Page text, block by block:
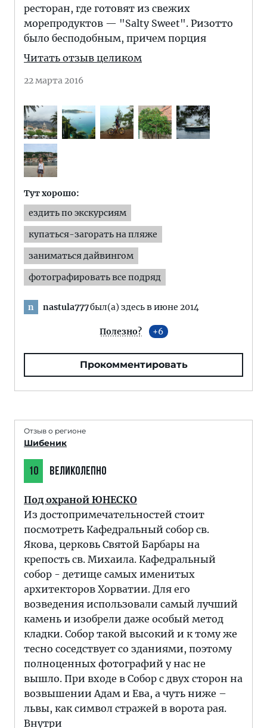
ресторан, где готовят из свежих
морепродуктов — "Salty Sweet". Ризотто
было бесподобным, причем порция
Читать отзыв целиком
22 марта 2016
Тут хорошо:
ездить по экскурсиям
купаться-загорать на пляже
заниматься дайвингом
фотографировать все подряд
n nastula777был(а) здесь в июне 2014
Полезно? 6
Прокомментировать
Отзыв о регионе
Шибеник
10 ВЕЛИКОЛЕПНО
Под охраной ЮНЕСКО
Из достопримечательностей стоит
посмотреть Кафедральный собор св.
Якова, церковь Святой Барбары на
крепость св. Михаила. Кафедральный
собор - детище самых именитых
архитекторов Хорватии. Для его
возведения использовали самый лучший
камень и изобрели даже особый метод
кладки. Собор такой высокий и к тому же
тесно соседствует со зданиями, поэтому
полноценных фотографий у нас не
вышло. При входе в Собор с двух сторон на
возвышении Адам и Ева, а чуть ниже –
львы, как символ стражей в ворота рая.
Внутри